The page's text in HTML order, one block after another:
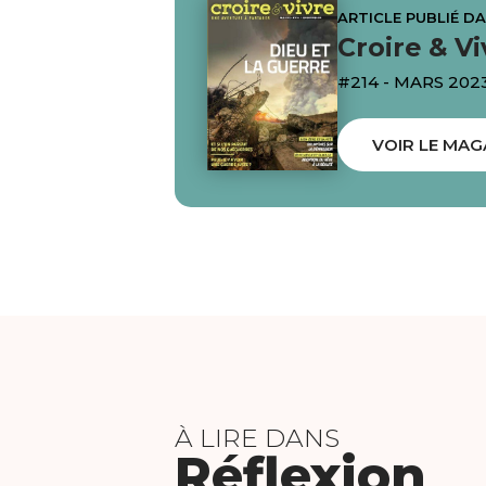
ARTICLE PUBLIÉ
Croire &
#214 - MARS
VOIR LE
À LIRE DANS